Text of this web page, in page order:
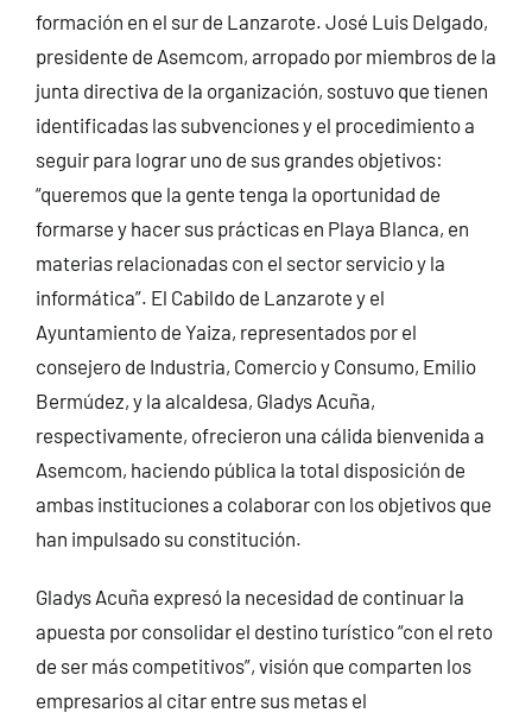
formación en el sur de Lanzarote. José Luis Delgado,
presidente de Asemcom, arropado por miembros de la
junta directiva de la organización, sostuvo que tienen
identificadas las subvenciones y el procedimiento a
seguir para lograr uno de sus grandes objetivos:
“queremos que la gente tenga la oportunidad de
formarse y hacer sus prácticas en Playa Blanca, en
materias relacionadas con el sector servicio y la
informática”. El Cabildo de Lanzarote y el
Ayuntamiento de Yaiza, representados por el
consejero de Industria, Comercio y Consumo, Emilio
Bermúdez, y la alcaldesa, Gladys Acuña,
respectivamente, ofrecieron una cálida bienvenida a
Asemcom, haciendo pública la total disposición de
ambas instituciones a colaborar con los objetivos que
han impulsado su constitución.
Gladys Acuña expresó la necesidad de continuar la
apuesta por consolidar el destino turístico “con el reto
de ser más competitivos”, visión que comparten los
empresarios al citar entre sus metas el